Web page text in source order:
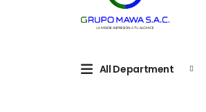
All Department